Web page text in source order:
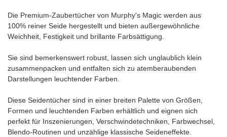
Die Premium-Zaubertücher von Murphy's Magic werden aus
100% reiner Seide hergestellt und bieten außergewöhnliche
Weichheit, Festigkeit und brillante Farbsättigung.
Sie sind bemerkenswert robust, lassen sich unglaublich klein
zusammenpacken und entfalten sich zu atemberaubenden
Darstellungen leuchtender Farben.
Diese Seidentücher sind in einer breiten Palette von Größen,
Formen und leuchtenden Farben erhältlich und eignen sich
perfekt für Inszenierungen, Verschwindetechniken, Farbwechsel,
Blendo-Routinen und unzählige klassische Seideneffekte.